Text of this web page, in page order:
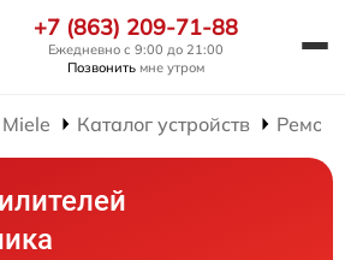
+7 (863) 209-71-88
Ежедневно с 9:00 до 21:00
Позвонить мне утром
Каталог устройств